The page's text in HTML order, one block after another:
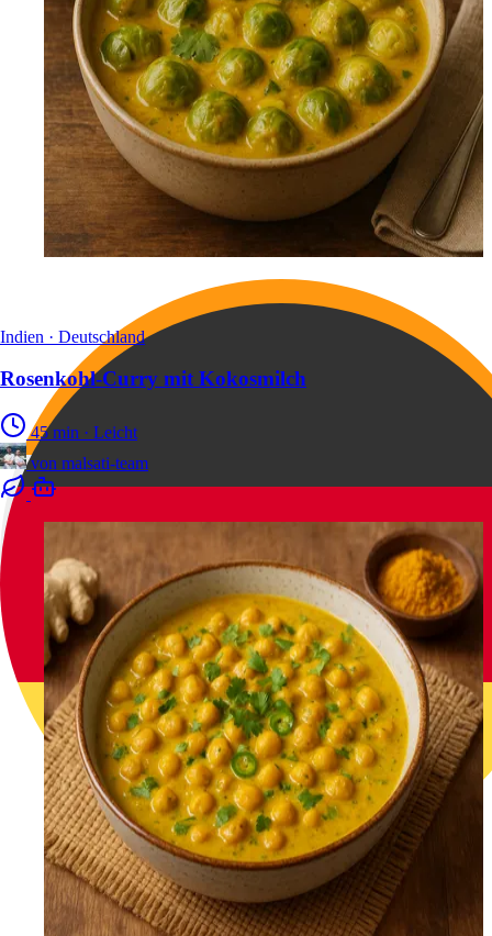
Indien · Deutschland
Rosenkohl-Curry mit Kokosmilch
45 min · Leicht
von malsati-team